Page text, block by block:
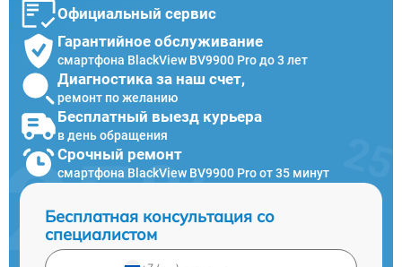
Официальный сервис
Гарантийное обслуживание
смартфона BlackView BV9900 Pro до 3 лет
Диагностика за наш счет,
ремонт по желанию
Бесплатный выезд курьера
в день обращения
Срочный ремонт
смартфона BlackView BV9900 Pro от 35 минут
Бесплатная консультация со
специалистом